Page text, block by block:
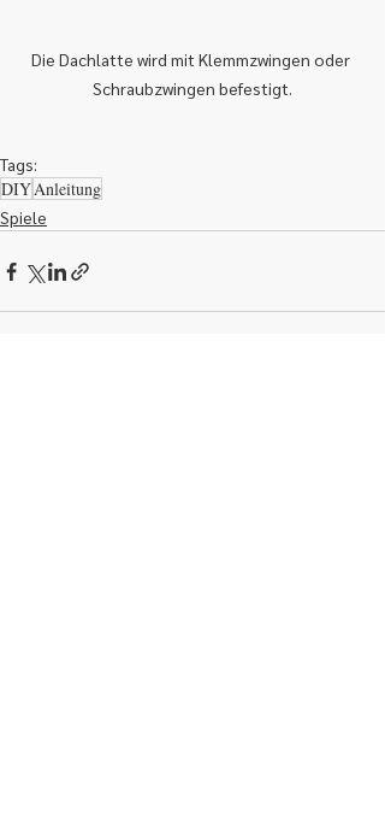
Die Dachlatte wird mit Klemmzwingen oder
Schraubzwingen befestigt.
Tags:
DIYAnleitung
Spiele